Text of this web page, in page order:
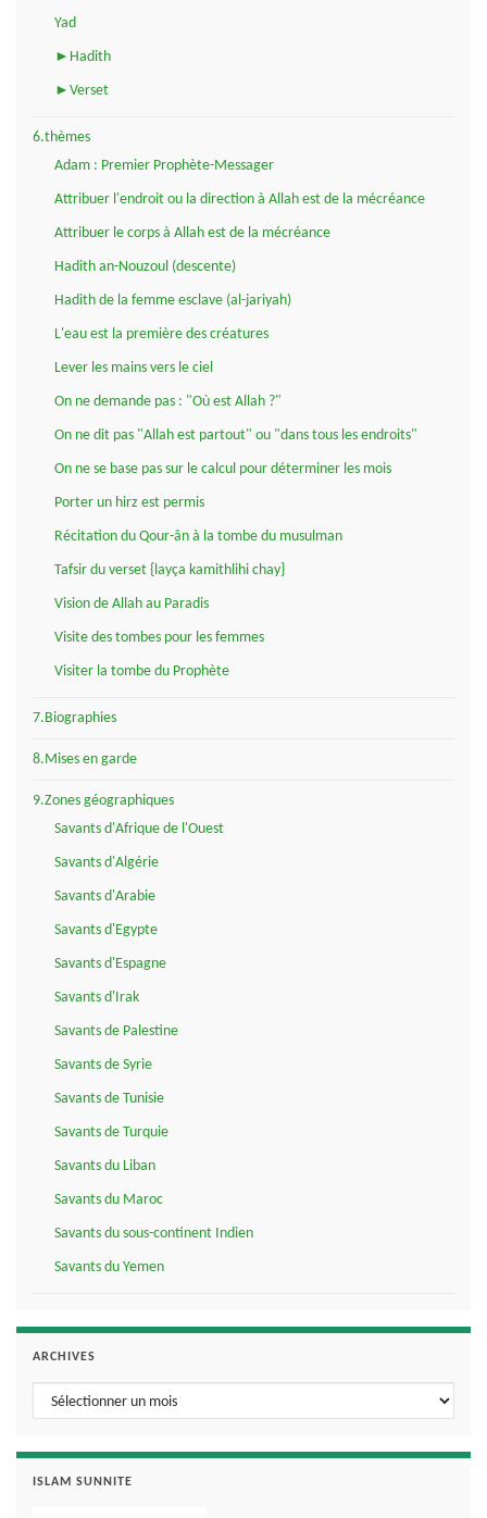
Yad
►Hadith
►Verset
6.thèmes
Adam : Premier Prophète-Messager
Attribuer l'endroit ou la direction à Allah est de la mécréance
Attribuer le corps à Allah est de la mécréance
Hadith an-Nouzoul (descente)
Hadith de la femme esclave (al-jariyah)
L'eau est la première des créatures
Lever les mains vers le ciel
On ne demande pas : "Où est Allah ?"
On ne dit pas "Allah est partout" ou "dans tous les endroits"
On ne se base pas sur le calcul pour déterminer les mois
Porter un hirz est permis
Récitation du Qour-ân à la tombe du musulman
Tafsir du verset {layça kamithlihi chay}
Vision de Allah au Paradis
Visite des tombes pour les femmes
Visiter la tombe du Prophète
7.Biographies
8.Mises en garde
9.Zones géographiques
Savants d'Afrique de l'Ouest
Savants d'Algérie
Savants d'Arabie
Savants d'Egypte
Savants d'Espagne
Savants d'Irak
Savants de Palestine
Savants de Syrie
Savants de Tunisie
Savants de Turquie
Savants du Liban
Savants du Maroc
Savants du sous-continent Indien
Savants du Yemen
ARCHIVES
Archives
ISLAM SUNNITE